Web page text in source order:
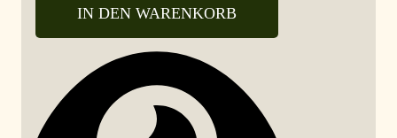
IN DEN WARENKORB